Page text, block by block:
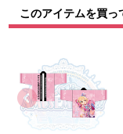
このアイテムを買